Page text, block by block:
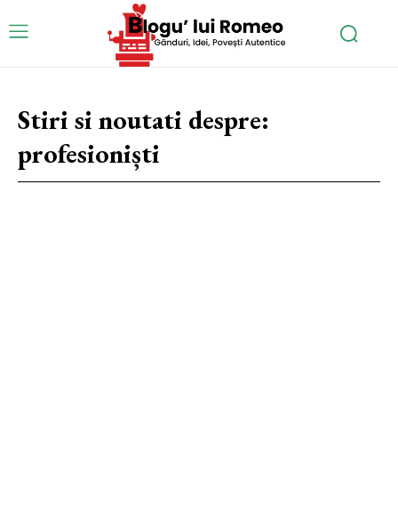
Stiri si noutati despre:
profesioniști